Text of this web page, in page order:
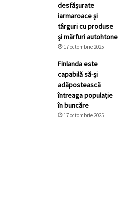
desfășurate
iarmaroace și
târguri cu produse
și mărfuri autohtone
17 octombrie 2025
Finlanda este
capabilă să-și
adăpostească
întreaga populație
în buncăre
17 octombrie 2025